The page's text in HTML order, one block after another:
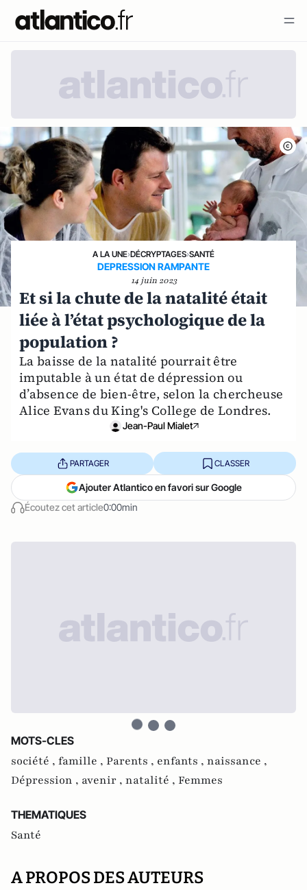
A LA UNE›DÉCRYPTAGES›SANTÉ
DEPRESSION RAMPANTE
14 juin 2023
Et si la chute de la natalité était
liée à l’état psychologique de la
population ?
La baisse de la natalité pourrait être
imputable à un état de dépression ou
d’absence de bien-être, selon la chercheuse
Alice Evans du King's College de Londres.
Jean-Paul Mialet
Écoutez cet article0:00min
PARTAGER CLASSER
Ajouter Atlantico en favori sur Google
MOTS-CLES
société , famille , Parents , enfants , naissance ,
Dépression , avenir , natalité , Femmes
THEMATIQUES
Santé
A PROPOS DES AUTEURS